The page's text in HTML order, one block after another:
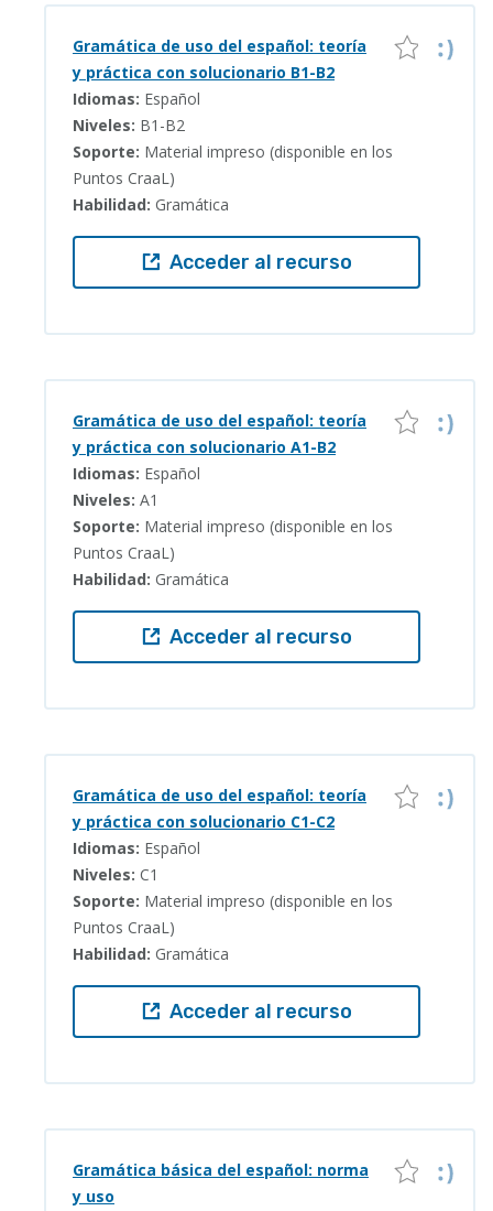
Gramática de uso del español: teoría
y práctica con solucionario B1-B2
Idiomas: Español
Niveles: B1-B2
Soporte: Material impreso (disponible en los
Puntos CraaL)
Habilidad: Gramática
Acceder al recurso
Gramática de uso del español: teoría
y práctica con solucionario A1-B2
Idiomas: Español
Niveles: A1
Soporte: Material impreso (disponible en los
Puntos CraaL)
Habilidad: Gramática
Acceder al recurso
Gramática de uso del español: teoría
y práctica con solucionario C1-C2
Idiomas: Español
Niveles: C1
Soporte: Material impreso (disponible en los
Puntos CraaL)
Habilidad: Gramática
Acceder al recurso
Gramática básica del español: norma
y uso